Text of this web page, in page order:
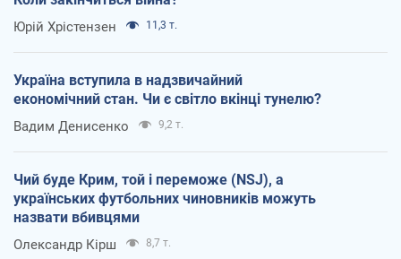
Юрій Хрістензен 11,3 т.
Україна вступила в надзвичайний
економічний стан. Чи є світло вкінці тунелю?
Вадим Денисенко 9,2 т.
Чий буде Крим, той і переможе (NSJ), а
українських футбольних чиновників можуть
назвати вбивцями
Олександр Кірш 8,7 т.